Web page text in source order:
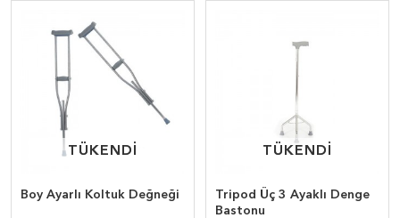
TÜKENDİ
TÜKENDİ
Boy Ayarlı Koltuk Değneği
TÜKENDİ
TÜKENDİ
Tripod Üç 3 Ayaklı Denge
Bastonu